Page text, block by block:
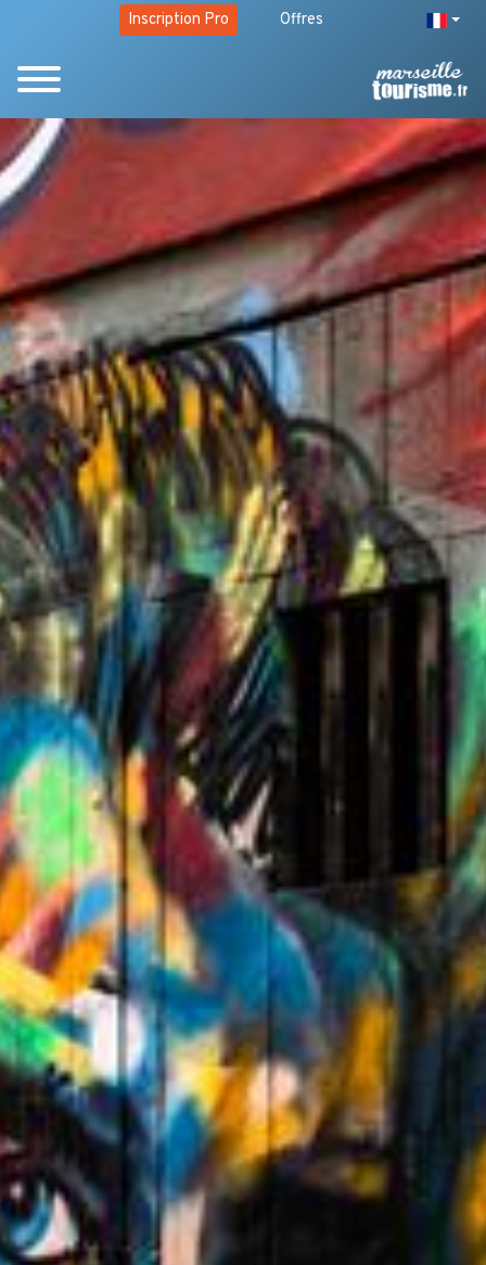
Inscription Pro Offres